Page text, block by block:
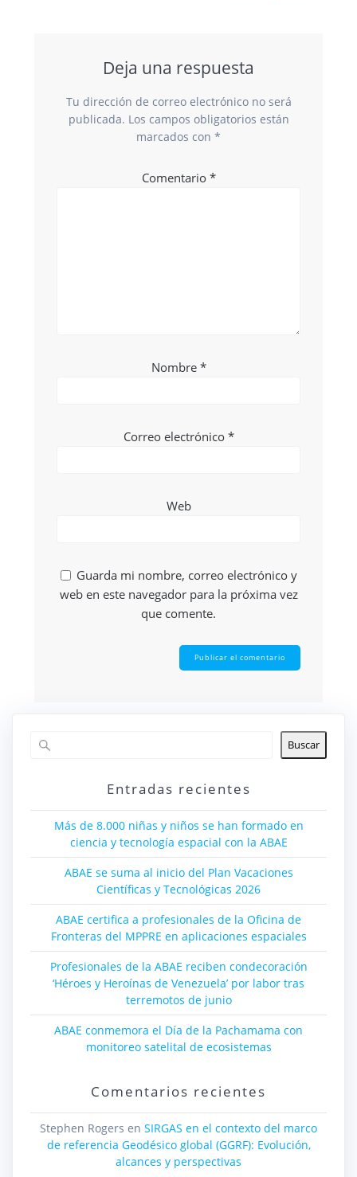
Deja una respuesta
Tu dirección de correo electrónico no será
publicada. Los campos obligatorios están
marcados con *
Comentario *
Nombre *
Correo electrónico *
Web
Guarda mi nombre, correo electrónico y
web en este navegador para la próxima vez
que comente.
Buscar
Entradas recientes
Más de 8.000 niñas y niños se han formado en
ciencia y tecnología espacial con la ABAE
ABAE se suma al inicio del Plan Vacaciones
Científicas y Tecnológicas 2026
ABAE certifica a profesionales de la Oficina de
Fronteras del MPPRE en aplicaciones espaciales
Profesionales de la ABAE reciben condecoración
‘Héroes y Heroínas de Venezuela’ por labor tras
terremotos de junio
ABAE conmemora el Día de la Pachamama con
monitoreo satelital de ecosistemas
Comentarios recientes
Stephen Rogers en SIRGAS en el contexto del marco
de referencia Geodésico global (GGRF): Evolución,
alcances y perspectivas